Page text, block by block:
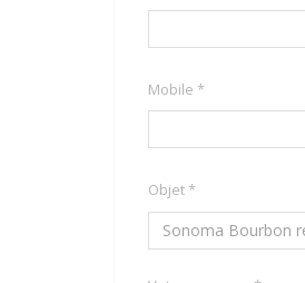
Mobile *
Objet *